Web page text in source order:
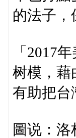
的法子，
「2017
树模，藉
有助把台
圖说：